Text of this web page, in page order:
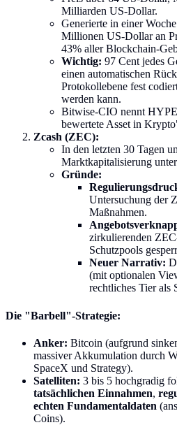
Milliarden US-Dollar.
Generierte in einer
Millionen US-Dollar an
43% aller Blockchain-
Wichtig: 97 Cent jedes
einen automatischen
Protokollebene fest
werden kann.
Bitwise-CIO nennt
bewertete Asset in
Zcash (ZEC):
In den letzten 30 Tagen
Marktkapitalisierung
Gründe:
Untersuchung der
Maßnahmen.
zirkulierenden
Schutzpools
Neuer Narrativ:
(mit optionalen
rechtliches Tier als
Die "Barbell"-Strategie:
Anker: Bitcoin (aufgrund
massiver Akkumulation durch
SpaceX und Strategy).
Satelliten: 3 bis 5 hochgradig
tatsächlichen Einnahmen,
echten Fundamentaldaten
Coins).